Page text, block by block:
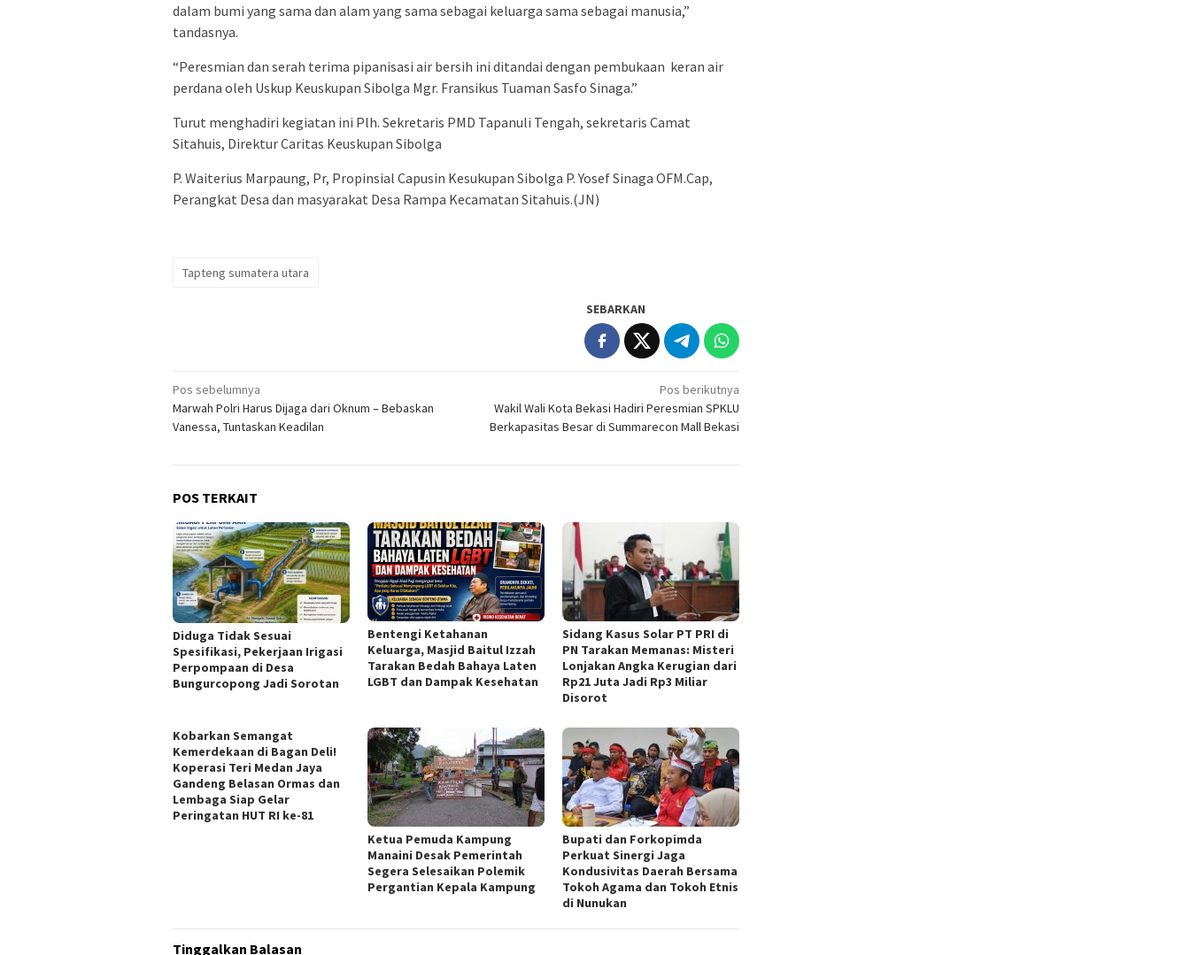
dalam bumi yang sama dan alam yang sama sebagai keluarga sama sebagai manusia,”
tandasnya.
“Peresmian dan serah terima pipanisasi air bersih ini ditandai dengan pembukaan keran air
perdana oleh Uskup Keuskupan Sibolga Mgr. Fransikus Tuaman Sasfo Sinaga.”
Turut menghadiri kegiatan ini Plh. Sekretaris PMD Tapanuli Tengah, sekretaris Camat
Sitahuis, Direktur Caritas Keuskupan Sibolga
P. Waiterius Marpaung, Pr, Propinsial Capusin Kesukupan Sibolga P. Yosef Sinaga OFM.Cap,
Perangkat Desa dan masyarakat Desa Rampa Kecamatan Sitahuis.(JN)
Tapteng sumatera utara
SEBARKAN
Navigasi
pos
Pos sebelumnya
Marwah Polri Harus Dijaga dari Oknum – Bebaskan
Vanessa, Tuntaskan Keadilan
Pos berikutnya
Wakil Wali Kota Bekasi Hadiri Peresmian SPKLU
Berkapasitas Besar di Summarecon Mall Bekasi
POS TERKAIT
Diduga Tidak Sesuai
Spesifikasi, Pekerjaan Irigasi
Perpompaan di Desa
Bungurcopong Jadi Sorotan
Bentengi Ketahanan
Keluarga, Masjid Baitul Izzah
Tarakan Bedah Bahaya Laten
LGBT dan Dampak Kesehatan
Sidang Kasus Solar PT PRI di
PN Tarakan Memanas: Misteri
Lonjakan Angka Kerugian dari
Rp21 Juta Jadi Rp3 Miliar
Disorot
Kobarkan Semangat
Kemerdekaan di Bagan Deli!
Koperasi Teri Medan Jaya
Gandeng Belasan Ormas dan
Lembaga Siap Gelar
Peringatan HUT RI ke-81
Ketua Pemuda Kampung
Manaini Desak Pemerintah
Segera Selesaikan Polemik
Pergantian Kepala Kampung
Bupati dan Forkopimda
Perkuat Sinergi Jaga
Kondusivitas Daerah Bersama
Tokoh Agama dan Tokoh Etnis
di Nunukan
Tinggalkan Balasan